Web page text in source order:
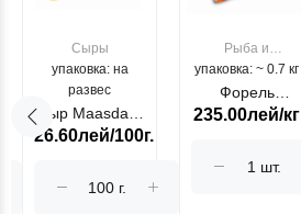
Сыры
упаковка: на
развес
Сыр Maasdam
Sublime Cow
26.60лей/100г.
Рыба и
морепродукты
упаковка: ~ 0.7 кг
Форель
лососевая
Moldovenesc"
235.00лей/кг